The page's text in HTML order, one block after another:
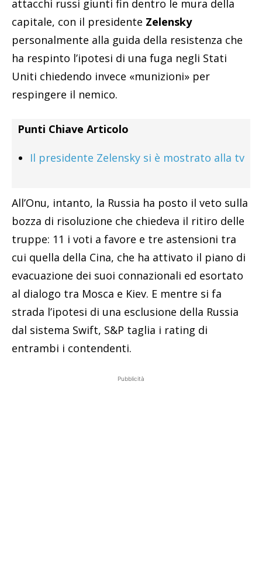
attacchi russi giunti fin dentro le mura della
capitale, con il presidente Zelensky
personalmente alla guida della resistenza che
ha respinto l’ipotesi di una fuga negli Stati
Uniti chiedendo invece «munizioni» per
respingere il nemico.
Punti Chiave Articolo
Il presidente Zelensky si è mostrato alla tv
All’Onu, intanto, la Russia ha posto il veto sulla
bozza di risoluzione che chiedeva il ritiro delle
truppe: 11 i voti a favore e tre astensioni tra
cui quella della Cina, che ha attivato il piano di
evacuazione dei suoi connazionali ed esortato
al dialogo tra Mosca e Kiev. E mentre si fa
strada l’ipotesi di una esclusione della Russia
dal sistema Swift, S&P taglia i rating di
entrambi i contendenti.
Pubblicità